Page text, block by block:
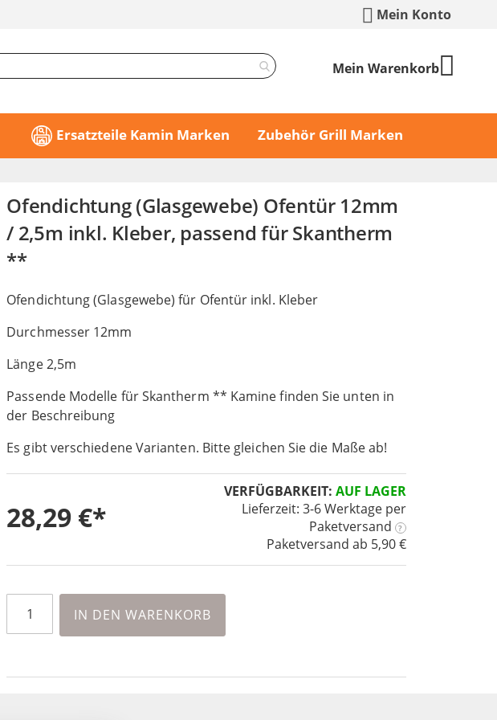
Mein Konto
Mein Warenkorb
Ersatzteile Kamin Marken Zubehör Grill Marken
Ofendichtung (Glasgewebe) Ofentür 12mm
/ 2,5m inkl. Kleber, passend für Skantherm
**
Ofendichtung (Glasgewebe) für Ofentür inkl. Kleber
Durchmesser 12mm
Länge 2,5m
Passende Modelle für Skantherm ** Kamine finden Sie unten in
der Beschreibung
Es gibt verschiedene Varianten. Bitte gleichen Sie die Maße ab!
VERFÜGBARKEIT: AUF LAGER
Lieferzeit: 3-6 Werktageper
Paketversand
?
Paketversand ab 5,90 €
28,29 €
IN DEN WARENKORB